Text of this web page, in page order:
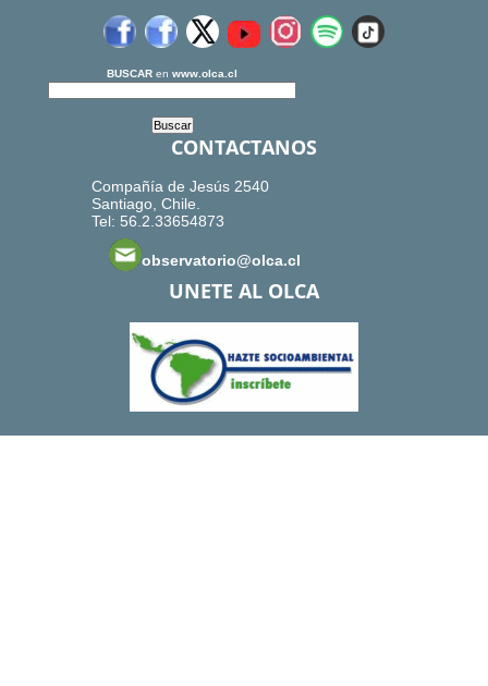
BUSCAR en www.olca.cl
CONTACTANOS
Compañía de Jesús 2540
Santiago, Chile.
Tel: 56.2.33654873
observatorio@olca.cl
UNETE AL OLCA